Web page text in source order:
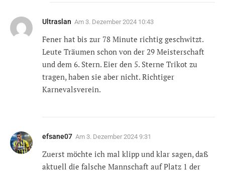
Ultraslan Am 3. Dezember 2024 10:43
Fener hat bis zur 78 Minute richtig geschwitzt.
Leute Träumen schon von der 29 Meisterschaft
und dem 6. Stern. Eier den 5. Sterne Trikot zu
tragen, haben sie aber nicht. Richtiger
Karnevalsverein.
efsane07 Am 3. Dezember 2024 9:31
Zuerst möchte ich mal klipp und klar sagen, daß
aktuell die falsche Mannschaft auf Platz 1 der